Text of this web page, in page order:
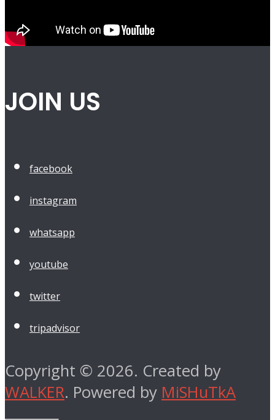
JOIN US
facebook
instagram
whatsapp
youtube
twitter
tripadvisor
Copyright © 2026. Created by
WALKER. Powered by MiSHuTkA